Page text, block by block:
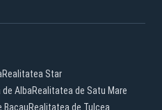
Realitatea Star
AlbaRealitatea de Satu Mare
BacauRealitatea de Tulcea